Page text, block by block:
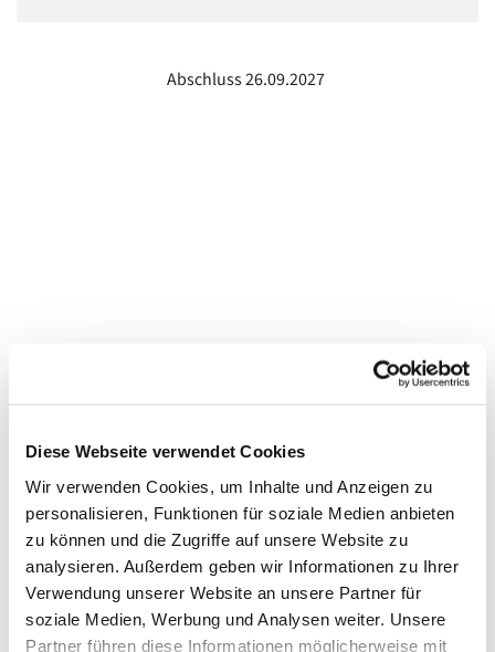
Diese Webseite verwendet Cookies
Wir verwenden Cookies, um Inhalte und Anzeigen zu
personalisieren, Funktionen für soziale Medien anbieten
zu können und die Zugriffe auf unsere Website zu
analysieren. Außerdem geben wir Informationen zu Ihrer
Verwendung unserer Website an unsere Partner für
soziale Medien, Werbung und Analysen weiter. Unsere
Partner führen diese Informationen möglicherweise mit
Abschluss 26.09.2027
Dies könnte Sie auch interessieren